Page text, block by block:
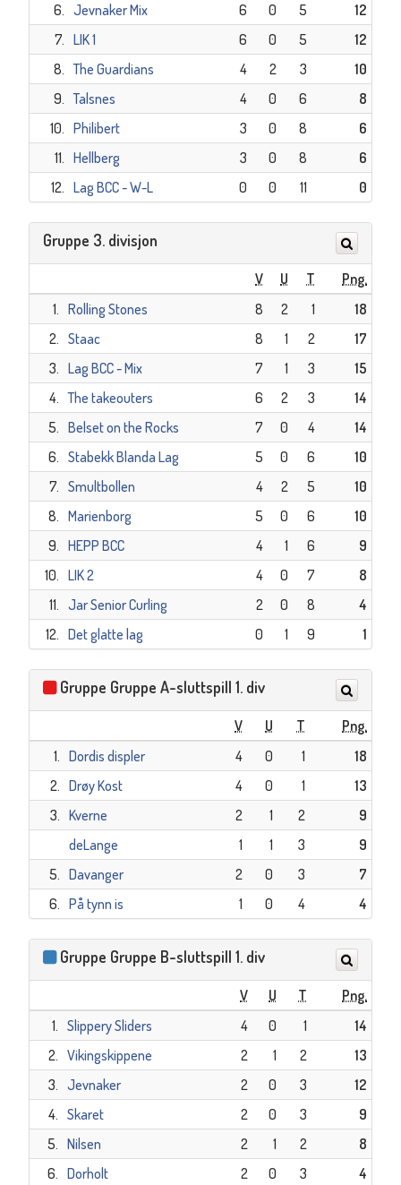
6. Jevnaker Mix 6 0 5
12
7. LIK 1 6 0 5
12
8. The Guardians 4 2 3
10
9. Talsnes 4 0 6
8
10. Philibert 3 0 8
6
11. Hellberg 3 0 8
6
12. Lag BCC - W-L 0 0 11 0
Gruppe 3. divisjon
V U T
Png.
1. Rolling Stones 8 2 1
18
2. Staac 8 1 2
17
3. Lag BCC - Mix 7 1 3
15
4. The takeouters 6 2 3
14
5. Belset on the Rocks 7 0 4
14
6. Stabekk Blanda Lag 5 0 6
10
7. Smultbollen 4 2 5
10
8. Marienborg 5 0 6
10
9. HEPP BCC 4 1 6
9
10. LIK 2 4 0 7
8
11. Jar Senior Curling 2 0 8
4
12. Det glatte lag 0 1 9 1
Gruppe Gruppe A-sluttspill 1. div
V U T
Png.
1. Dordis displer 4 0 1
18
2. Drøy Kost 4 0 1
13
3. Kverne 2 1 2
9
deLange
1 1 3
9
5. Davanger 2 0 3
7
6. På tynn is 1 0 4 4
Gruppe Gruppe B-sluttspill 1. div
V U T
Png.
1. Slippery Sliders 4 0 1
14
2. Vikingskippene 2 1 2
13
3. Jevnaker 2 0 3
12
4. Skaret 2 0 3
9
5. Nilsen 2 1 2
8
6. Dorholt 2 0 3 4